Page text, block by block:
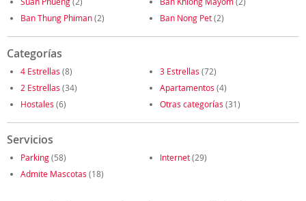
Ban Thung Phiman(2) Ban Nong Pet(2)
Categorías
4 Estrellas (8) 3 Estrellas (72)
2 Estrellas (34) Apartamentos (4)
Hostales (6) Otras categorías (31)
Servicios
Parking(58) Internet(29)
Admite Mascotas (18)